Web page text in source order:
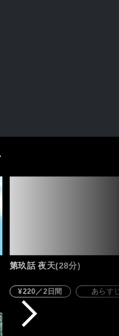
第玖話 夜天(28分)
¥220／2日間 あらす